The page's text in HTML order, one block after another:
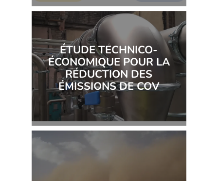
ÉTUDE TECHNICO-
ÉCONOMIQUE POUR LA
RÉDUCTION DES
ÉMISSIONS DE COV